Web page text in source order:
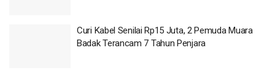
Curi Kabel Senilai Rp15 Juta, 2 Pemuda Muara
Badak Terancam 7 Tahun Penjara